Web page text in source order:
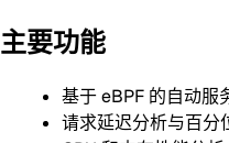
主要功能
基于 eBPF 的自动服
请求延迟分析与百分